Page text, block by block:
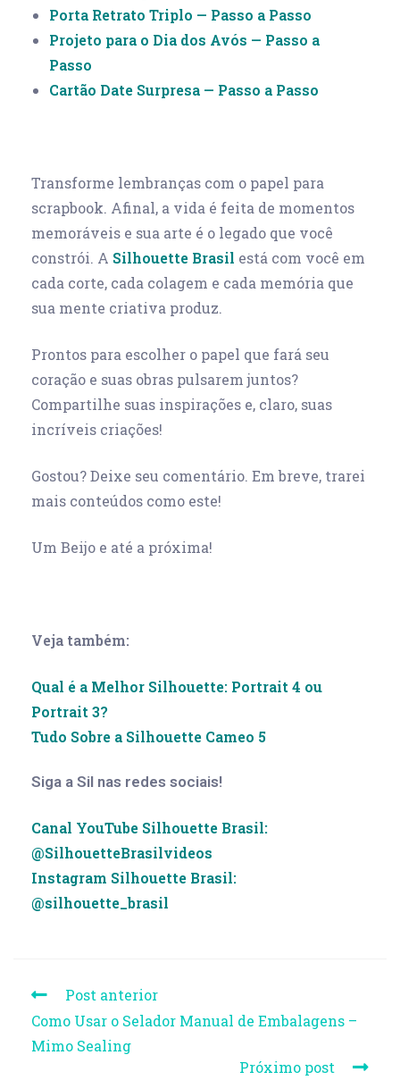
Porta Retrato Triplo — Passo a Passo
Projeto para o Dia dos Avós — Passo a
Passo
Cartão Date Surpresa — Passo a Passo
Transforme lembranças com o papel para
scrapbook. Afinal, a vida é feita de momentos
memoráveis e sua arte é o legado que você
constrói. A Silhouette Brasil está com você em
cada corte, cada colagem e cada memória que
sua mente criativa produz.
Prontos para escolher o papel que fará seu
coração e suas obras pulsarem juntos?
Compartilhe suas inspirações e, claro, suas
incríveis criações!
Gostou? Deixe seu comentário. Em breve, trarei
mais conteúdos como este!
Um Beijo e até a próxima!
Veja também:
Qual é a Melhor Silhouette: Portrait 4 ou
Portrait 3?
Tudo Sobre a Silhouette Cameo 5
Siga a Sil nas redes sociais!
Canal YouTube Silhouette Brasil:
@SilhouetteBrasilvideos
Instagram Silhouette Brasil:
@silhouette_brasil
Post anterior
Como Usar o Selador Manual de Embalagens –
Mimo Sealing
Próximo post